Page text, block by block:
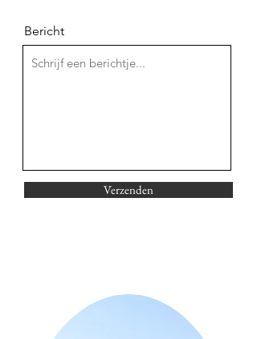
Bericht
Verzenden